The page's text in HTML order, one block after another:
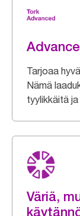
Tarjoaa
Nämä
tyylikkäitä
Väriä,